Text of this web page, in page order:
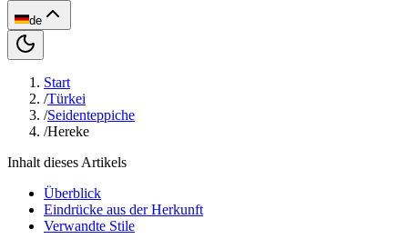
de
Start
/Türkei
/Seidenteppiche
/Hereke
Inhalt dieses Artikels
Überblick
Eindrücke aus der Herkunft
Verwandte Stile